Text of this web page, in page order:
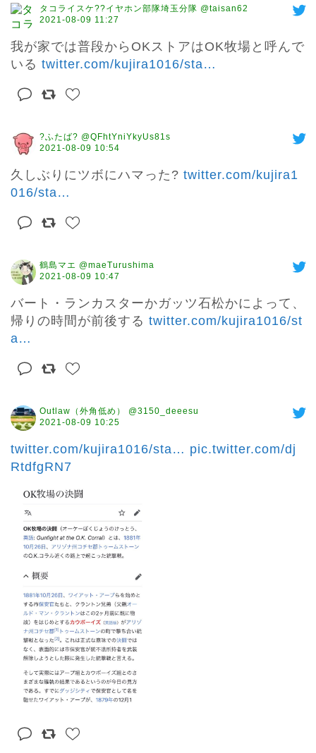
タコライスケ??イヤホン部隊埼玉分隊 @taisan62
2021-08-09 11:27
我が家では普段からOKストアはOK牧場と呼んで
いる twitter.com/kujira1016/sta…
?ふたば? @QFhtYniYkyUs81s
2021-08-09 10:54
久しぶりにツボにハマった? twitter.com/kujira1
016/sta…
鶴島マエ @maeTurushima
2021-08-09 10:47
バート・ランカスターかガッツ石松かによって、
帰りの時間が前後する twitter.com/kujira1016/st
a…
Outlaw（外角低め） @3150_deeesu
2021-08-09 10:25
twitter.com/kujira1016/sta… pic.twitter.com/dj
RtdfgRN7